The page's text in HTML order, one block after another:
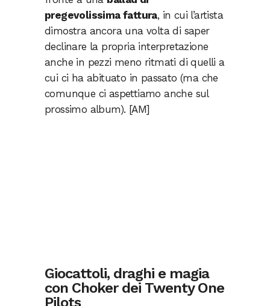
pregevolissima fattura, in cui l’artista
dimostra ancora una volta di saper
declinare la propria interpretazione
anche in pezzi meno ritmati di quelli a
cui ci ha abituato in passato (ma che
comunque ci aspettiamo anche sul
prossimo album). [AM]
Giocattoli, draghi e magia
con Choker dei Twenty One
Pilots